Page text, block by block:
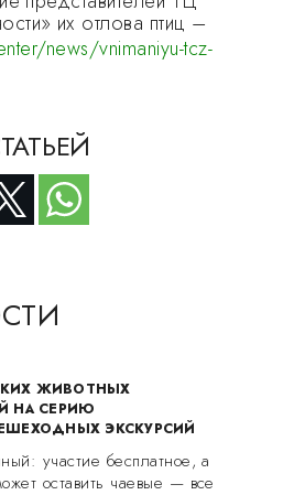
их отлова птиц –
news/vnimaniyu-tcz-
ЖИВОТНЫХ
НА СЕРИЮ
ЭКСКУРСИЙ
участие бесплатное, а
оставить чаевые — все